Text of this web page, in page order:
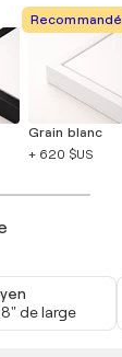
Recommandé
Grain blanc
+ 620 $US
de large